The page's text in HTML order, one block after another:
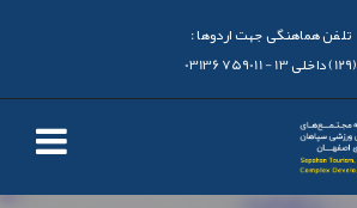
تلفن هماهنگی جهت اردوها :